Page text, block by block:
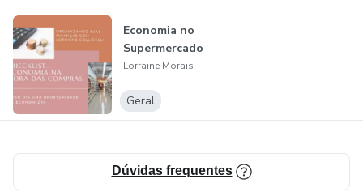
Economia no
Supermercado
Lorraine Morais
Geral
Dúvidas frequentes